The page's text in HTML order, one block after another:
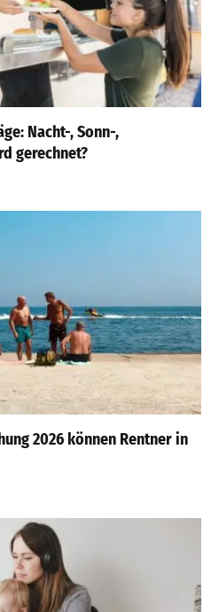
Nacht-, Sonn-,
gerechnet?
2026 können Rentner in